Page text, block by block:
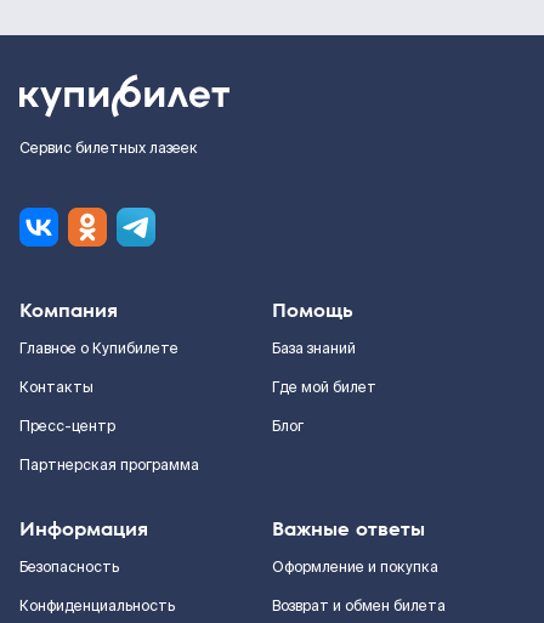
Сервис билетных лазеек
Компания
Главное о Купибилете
Контакты
Пресс-центр
Партнерская программа
Помощь
База знаний
Где мой билет
Блог
Информация
Безопасность
Конфиденциальность
Важные ответы
Оформление и покупка
Возврат и обмен билета